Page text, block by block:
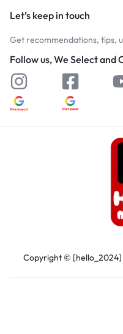
Let’s keep in touch
Get recommendations, tips,
Follow us, We Select and
Copyright © [hello_2024]